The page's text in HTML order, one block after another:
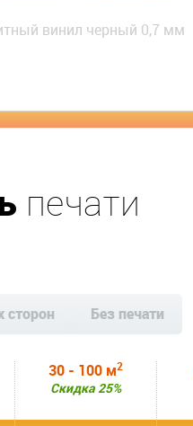
винил черный 0,7 мм
печати
сторон Без печати
30 - 100 м2
Скидка 25%